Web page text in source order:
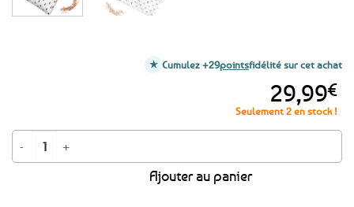
29,99€
Seulement 2 en stock !
quantité de Bouillotte sèche aux graines de lin BIO de Bretagne - Blanc
Ajouter au panier
Cumulez +29pointsfidélité sur cet achat